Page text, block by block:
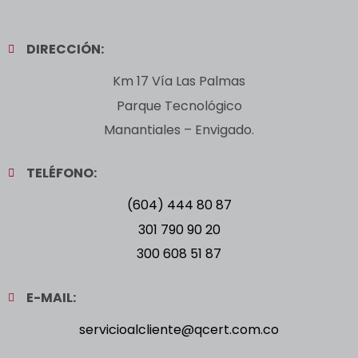
DIRECCIÓN:
Km 17 Vía Las Palmas
Parque Tecnológico
Manantiales – Envigado.
TELÉFONO:
(604) 444 80 87
301 790 90 20
300 608 51 87
E-MAIL:
servicioalcliente@qcert.com.co